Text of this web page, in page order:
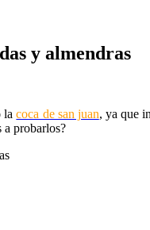
y almendras
lacoca de san juan, ya que
probarlos?